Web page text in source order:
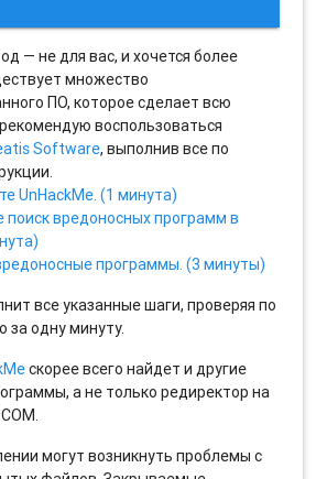
— не для вас, и хочется более
множество
ПО, которое сделает всю
воспользоваться
Software, выполнив все по
UnHackMe. (1 минута)
поиск вредоносных программ в
программы. (3 минуты)
все указанные шаги, проверяя по
за одну минуту.
скорее всего найдет и другие
а не только редиректор на
могут возникнуть проблемы с